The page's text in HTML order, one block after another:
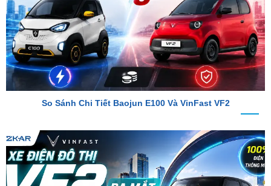
So Sánh Chi Tiết Baojun E100 Và VinFast VF2